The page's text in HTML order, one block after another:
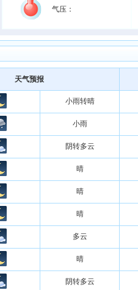
气压：
天气预报
小雨转晴
小雨
阴转多云
晴
晴
晴
多云
晴
阴转多云